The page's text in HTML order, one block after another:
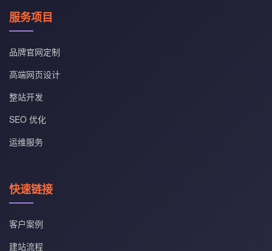
服务项目
品牌官网定制
高端网页设计
整站开发
SEO 优化
运维服务
快速链接
客户案例
建站流程